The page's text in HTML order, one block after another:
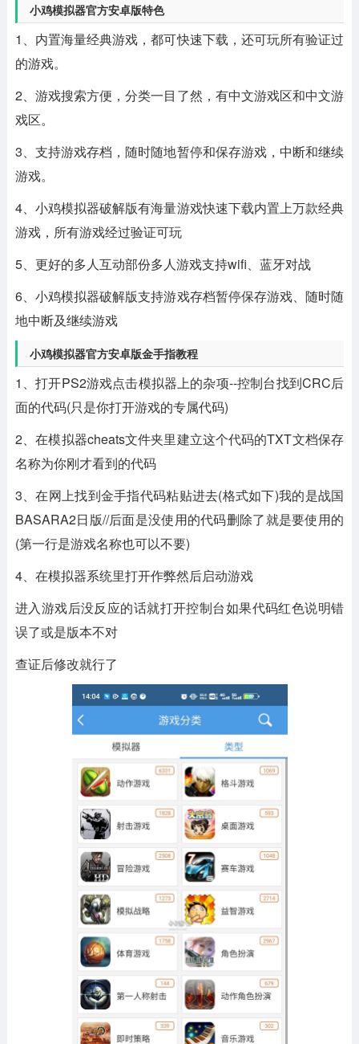
小鸡模拟器官方安卓版特色
1、内置海量经典游戏，都可快速下载，还可玩所有验证过
的游戏。
2、游戏搜索方便，分类一目了然，有中文游戏区和中文游
戏区。
3、支持游戏存档，随时随地暂停和保存游戏，中断和继续
游戏。
4、小鸡模拟器破解版有海量游戏快速下载内置上万款经典
游戏，所有游戏经过验证可玩
5、更好的多人互动部份多人游戏支持wifi、蓝牙对战
6、小鸡模拟器破解版支持游戏存档暂停保存游戏、随时随
地中断及继续游戏
小鸡模拟器官方安卓版金手指教程
1、打开PS2游戏点击模拟器上的杂项--控制台找到CRC后
面的代码(只是你打开游戏的专属代码)
2、在模拟器cheats文件夹里建立这个代码的TXT文档保存
名称为你刚才看到的代码
3、在网上找到金手指代码粘贴进去(格式如下)我的是战国
BASARA2日版//后面是没使用的代码删除了就是要使用的
(第一行是游戏名称也可以不要)
4、在模拟器系统里打开作弊然后启动游戏
进入游戏后没反应的话就打开控制台如果代码红色说明错
误了或是版本不对
查证后修改就行了